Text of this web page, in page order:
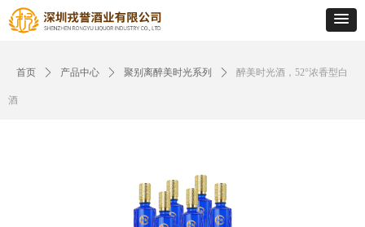
首页 ꄲ 产品中心 ꄲ 聚别离醉美时光系列 ꄲ 醉美时光酒，52°浓香型白
酒